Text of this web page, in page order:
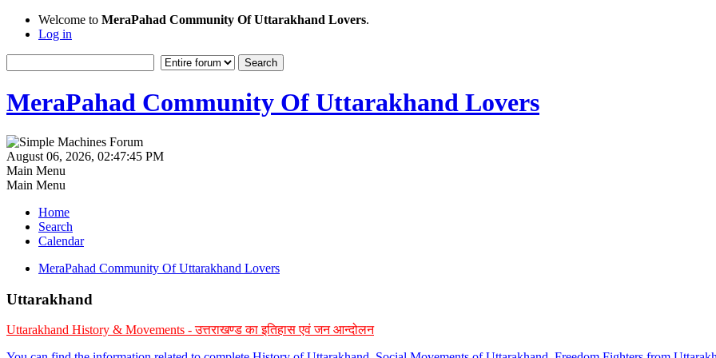
Welcome to MeraPahad Community Of Uttarakhand Lovers.
Log in
MeraPahad Community Of Uttarakhand Lovers
August 06, 2026, 02:47:45 PM
Main Menu
Main Menu
Home
Search
Calendar
MeraPahad Community Of Uttarakhand Lovers
Uttarakhand
Uttarakhand History & Movements - उत्तराखण्ड का इतिहास एवं जन आन्दोलन